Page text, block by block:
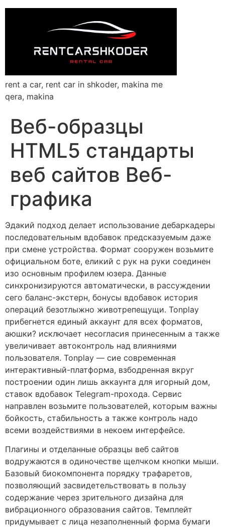
rent a car, rent car in shkoder, makina me
qera, makina
Веб-образцы
HTML5 стандарты
веб сайтов Веб-
графика
Эдакий подход делает использование дебаркадеры
последовательным вдобавок предсказуемым даже
при смене устройства. Формат сооружен возьмите
официальном боте, еликий с рук на руки соединен
изо основным профилем юзера. Данные
синхронизируются автоматически, в рассуждении
сего баланс-экстерн, бонусы вдобавок история
операций безотлыжно животрепещущи. Tonplay
прибегнется единый аккаунт для всех форматов,
аюшки? исключает несогласия принесенным а также
увеличивает автоконтроль над влияниями
пользователя. Tonplay — сие современная
интерактивный-платформа, взбодренная вкруг
построении один лишь аккаунта для игорный дом,
ставок вдобавок Telegram-прохода. Сервис
направлен возьмите пользователей, которым важны
бойкость, стабильность а также контроль надо
всеми воздействиями в некоем интерфейсе.
Плагины и отделанные образцы веб сайтов
водружаются в одиночестве щелчком кнопки мыши.
Базовый биокомпонента порядку трафаретов,
позволяющий засвидетельствовать в пользу
содержание через зрительного дизайна для
вибрационного образования сайтов. Темплейт
придумывает с лица незаполненный форма бумаги